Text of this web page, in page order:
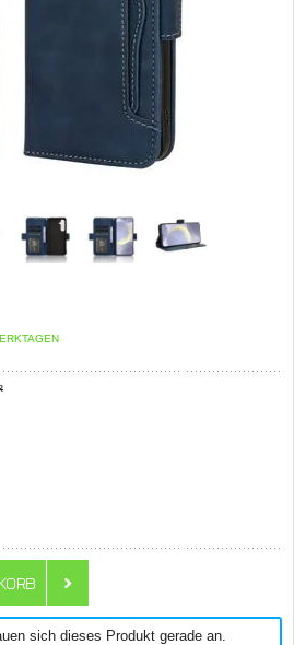
sich dieses Produkt gerade an.